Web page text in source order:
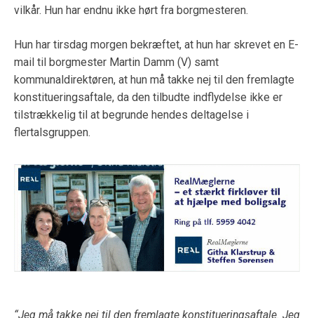
vilkår. Hun har endnu ikke hørt fra borgmesteren.
Hun har tirsdag morgen bekræftet, at hun har skrevet en E-
mail til borgmester Martin Damm (V) samt
kommunaldirektøren, at hun må takke nej til den fremlagte
konstitueringsaftale, da den tilbudte indflydelse ikke er
tilstrækkelig til at begrunde hendes deltagelse i
flertalsgruppen.
“Jeg må takke nej til den fremlagte konstitueringsaftale. Jeg